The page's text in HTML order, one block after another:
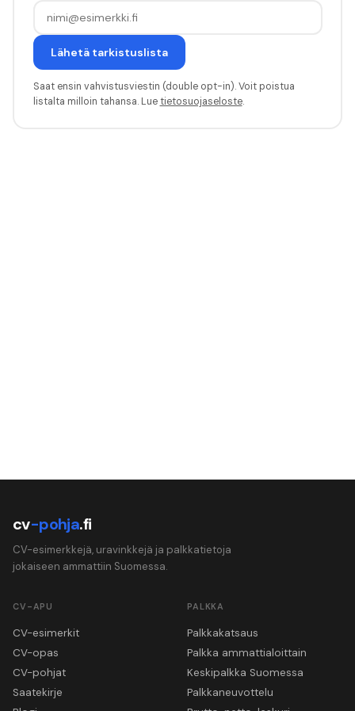
Lähetä tarkistuslista
Saat ensin vahvistusviestin (double opt-in). Voit poistua
listalta milloin tahansa. Luetietosuojaseloste.
cv-pohja.fi
CV-esimerkkejä, uravinkkejä ja palkkatietoja
jokaiseen ammattiin Suomessa.
CV-APU
CV-esimerkit
CV-opas
CV-pohjat
Saatekirje
PALKKA
Palkkakatsaus
Palkka ammattialoittain
Keskipalkka Suomessa
Palkkaneuvottelu